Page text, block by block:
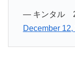
— キンタル
December 12,